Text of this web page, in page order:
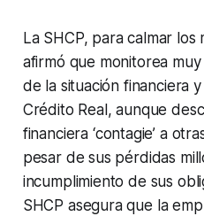
La SHCP, para calmar
afirmó que monitorea
de la situación financiera
Crédito Real, aunque
financiera ‘contagie’ a
pesar de sus pérdidas
incumplimiento de sus
SHCP asegura que la